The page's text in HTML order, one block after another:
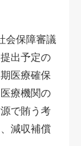
会保障審議
出予定の
医療確保
療機関の
で賄う考
減収補償